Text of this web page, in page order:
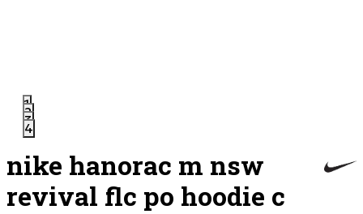
1
2
3
4
nike hanorac m nsw
revival flc po hoodie c